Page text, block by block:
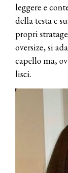
leggere e
della testa e
propri
oversize, si
capello ma,
lisci.